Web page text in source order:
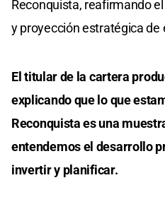
Reconquista, reafirmando
y proyección estratégica de
El titular de la cartera
explicando que lo que
Reconquista es una
entendemos el desarrollo
invertir y planificar.